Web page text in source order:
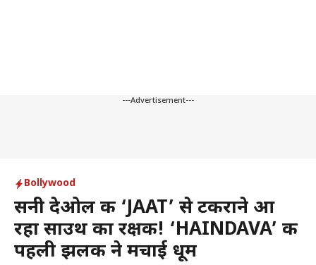
---Advertisement---
Bollywood
सनी देओल की ‘JAAT’ से टकराने आ
रहा साउथ का रक्षक! ‘HAINDAVA’ की
पहली झलक ने मचाई धूम